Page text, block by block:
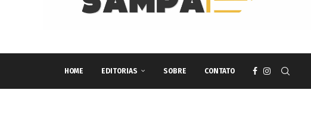
HOME EDITORIAS SOBRE CONTATO